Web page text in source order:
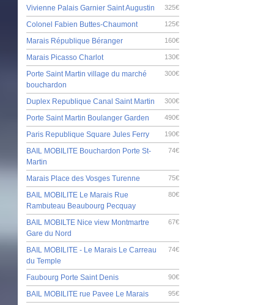
325€
Vivienne Palais Garnier Saint Augustin
125€
Colonel Fabien Buttes-Chaumont
160€
Marais République Béranger
130€
Marais Picasso Charlot
300€
Porte Saint Martin village du marché
bouchardon
300€
Duplex Republique Canal Saint Martin
490€
Porte Saint Martin Boulanger Garden
190€
Paris Republique Square Jules Ferry
74€
BAIL MOBILITE Bouchardon Porte St-
Martin
75€
Marais Place des Vosges Turenne
80€
BAIL MOBILITE Le Marais Rue
Rambuteau Beaubourg Pecquay
67€
BAIL MOBILTE Nice view Montmartre
Gare du Nord
74€
BAIL MOBILITE - Le Marais Le Carreau
du Temple
90€
Faubourg Porte Saint Denis
95€
BAIL MOBILITE rue Pavee Le Marais